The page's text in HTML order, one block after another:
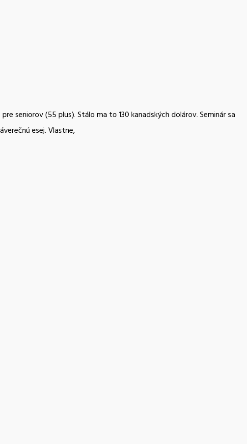
seniorov (55 plus). Stálo ma to 130 kanadských dolárov. Seminár sa
esej. Vlastne,